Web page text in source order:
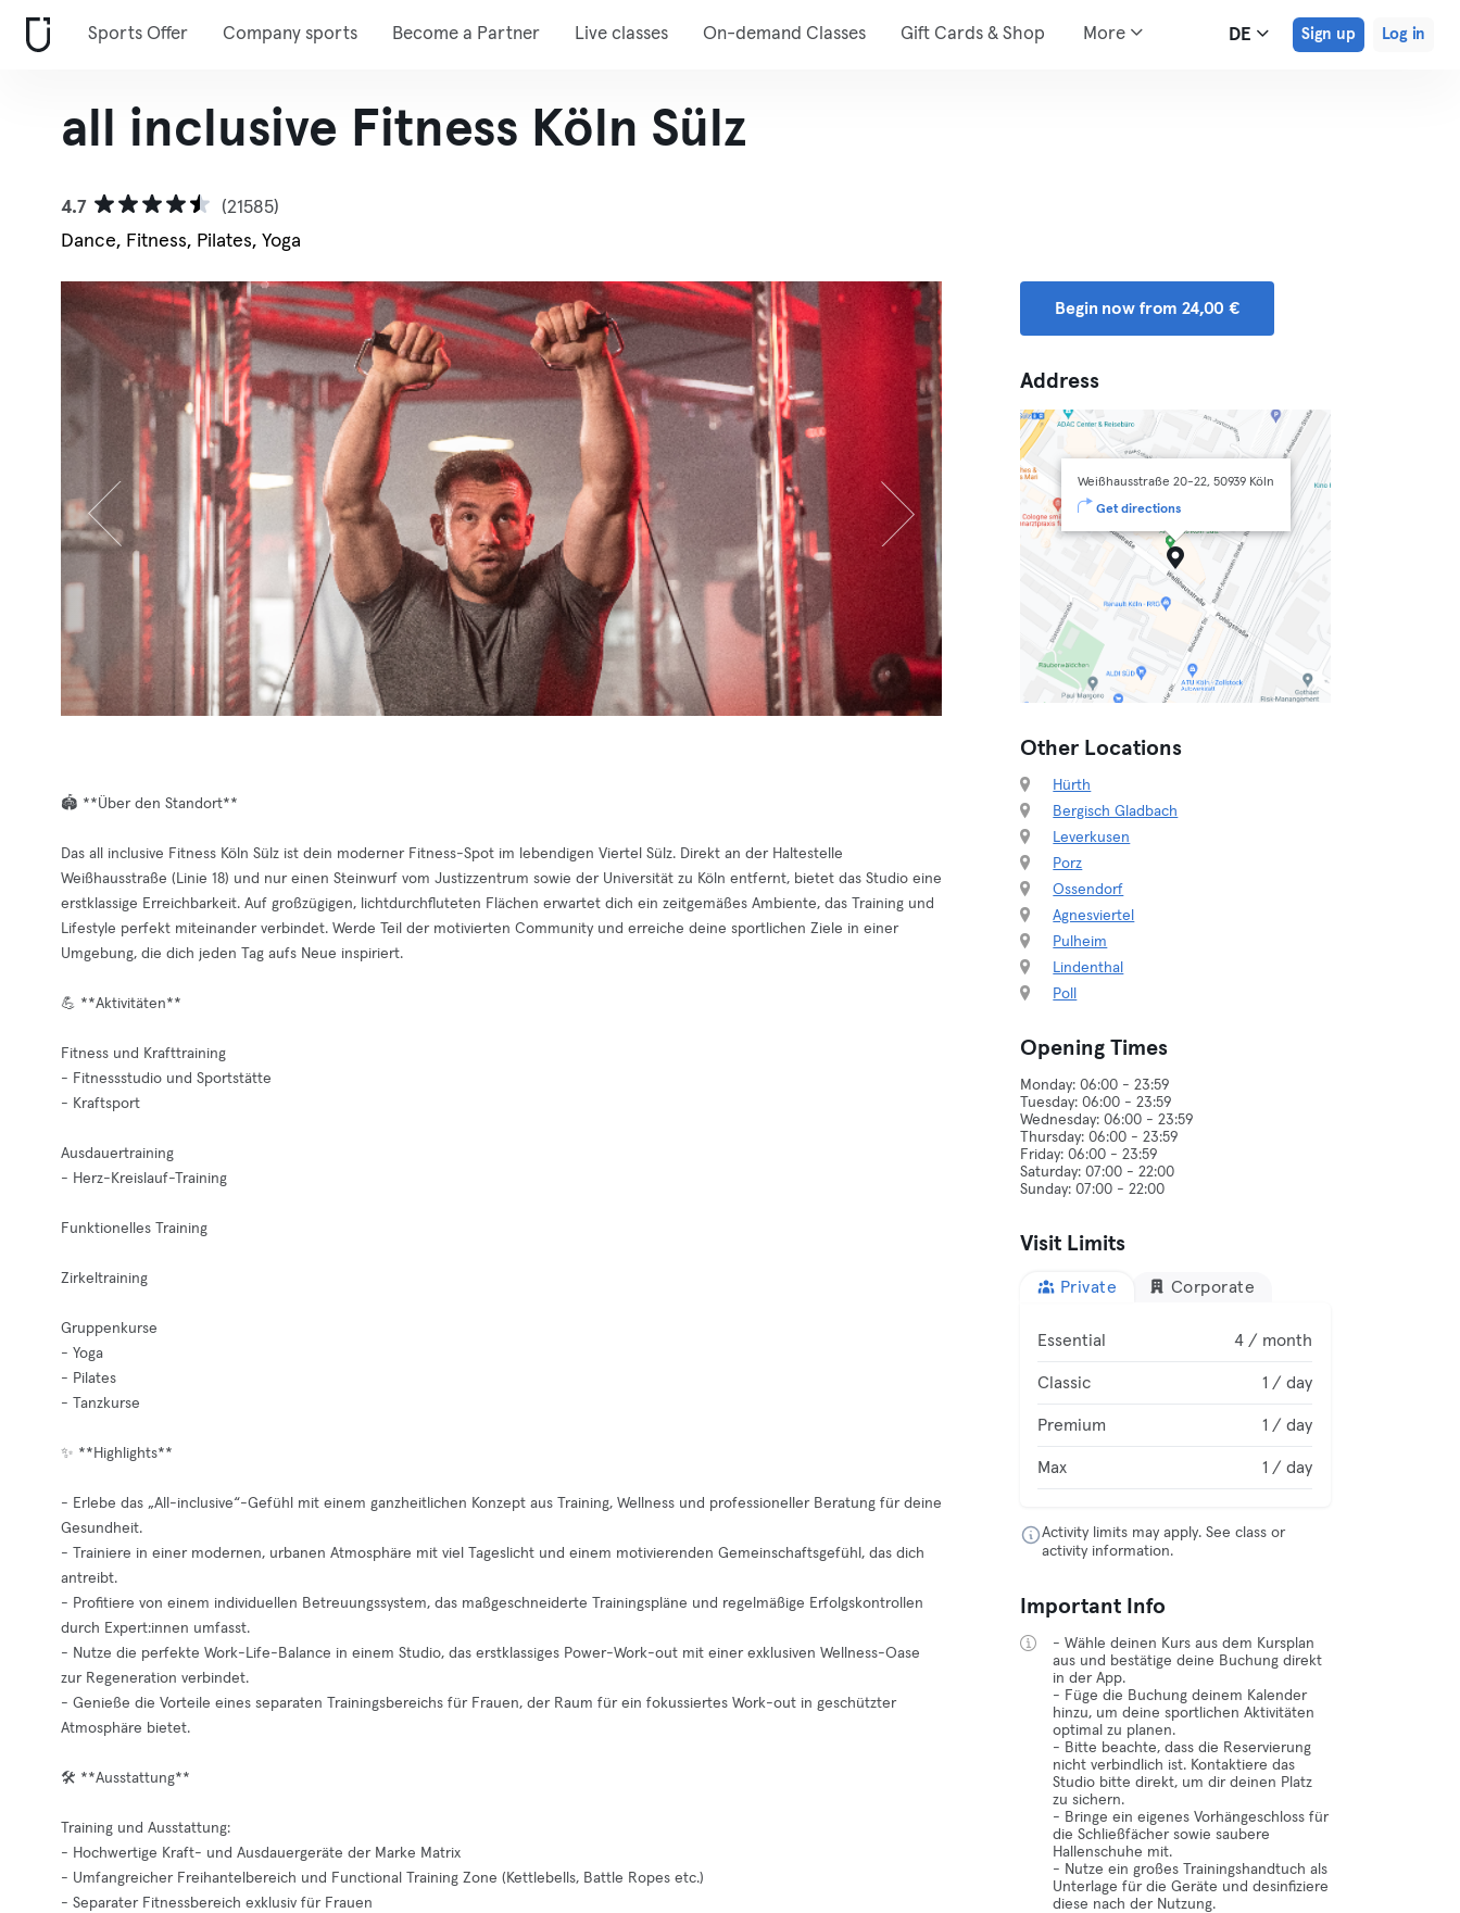
Sports Offer Company sports Become a Partner Live classes On-demand Classes Gift Cards & Shop More DE Sign up Log in
all inclusive Fitness Köln Sülz
4.7
(21585)
Dance, Fitness, Pilates, Yoga
🏟️ **Über den Standort**
Das all inclusive Fitness Köln Sülz ist dein moderner Fitness-Spot im lebendigen Viertel Sülz. Direkt an der Haltestelle
Weißhausstraße (Linie 18) und nur einen Steinwurf vom Justizzentrum sowie der Universität zu Köln entfernt, bietet das Studio eine
erstklassige Erreichbarkeit. Auf großzügigen, lichtdurchfluteten Flächen erwartet dich ein zeitgemäßes Ambiente, das Training und
Lifestyle perfekt miteinander verbindet. Werde Teil der motivierten Community und erreiche deine sportlichen Ziele in einer
Umgebung, die dich jeden Tag aufs Neue inspiriert.
💪 **Aktivitäten**
Fitness und Krafttraining
- Fitnessstudio und Sportstätte
- Kraftsport
Ausdauertraining
- Herz-Kreislauf-Training
Funktionelles Training
Zirkeltraining
Gruppenkurse
- Yoga
- Pilates
- Tanzkurse
✨ **Highlights**
- Erlebe das „All-inclusive“-Gefühl mit einem ganzheitlichen Konzept aus Training, Wellness und professioneller Beratung für deine
Gesundheit.
- Trainiere in einer modernen, urbanen Atmosphäre mit viel Tageslicht und einem motivierenden Gemeinschaftsgefühl, das dich
antreibt.
- Profitiere von einem individuellen Betreuungssystem, das maßgeschneiderte Trainingspläne und regelmäßige Erfolgskontrollen
durch Expert:innen umfasst.
- Nutze die perfekte Work-Life-Balance in einem Studio, das erstklassiges Power-Work-out mit einer exklusiven Wellness-Oase
zur Regeneration verbindet.
- Genieße die Vorteile eines separaten Trainingsbereichs für Frauen, der Raum für ein fokussiertes Work-out in geschützter
Atmosphäre bietet.
🛠️ **Ausstattung**
Training und Ausstattung:
- Hochwertige Kraft- und Ausdauergeräte der Marke Matrix
- Umfangreicher Freihantelbereich und Functional Training Zone (Kettlebells, Battle Ropes etc.)
- Separater Fitnessbereich exklusiv für Frauen
Begin now from 24,00 €
Address
Weißhausstraße 20-22, 50939 Köln
Get directions
Other Locations
Hürth
Bergisch Gladbach
Leverkusen
Porz
Ossendorf
Agnesviertel
Pulheim
Lindenthal
Poll
Opening Times
Monday: 06:00 - 23:59
Tuesday: 06:00 - 23:59
Wednesday: 06:00 - 23:59
Thursday: 06:00 - 23:59
Friday: 06:00 - 23:59
Saturday: 07:00 - 22:00
Visit Limits
Private Corporate
Essential 4 / month
Classic 1 / day
Premium 1 / day
Max 1 / day
Activity limits may apply. See class or
activity information.
Important Info
- Wähle deinen Kurs aus dem Kursplan
aus und bestätige deine Buchung direkt
in der App.
- Füge die Buchung deinem Kalender
hinzu, um deine sportlichen Aktivitäten
optimal zu planen.
- Bitte beachte, dass die Reservierung
nicht verbindlich ist. Kontaktiere das
Studio bitte direkt, um dir deinen Platz
zu sichern.
- Bringe ein eigenes Vorhängeschloss für
die Schließfächer sowie saubere
Hallenschuhe mit.
- Nutze ein großes Trainingshandtuch als
Unterlage für die Geräte und desinfiziere
diese nach der Nutzung.